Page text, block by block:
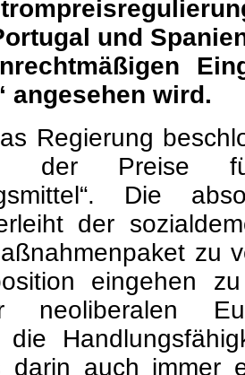
Regierung
der Preise
Die
der
zu
eingehen
neoliberalen
die
darin auch immer
dem Motto, „wir
nicht…“.
Gas